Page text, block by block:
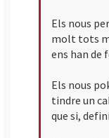
Els nous
molt tots
ens han de
Els nous
tindre un
que si,